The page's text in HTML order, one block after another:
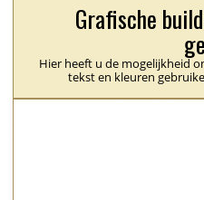
Grafische
Hier heeft u de mogelijkheid
tekst en kleuren